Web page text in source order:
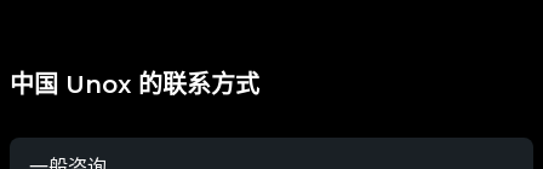
中国 Unox 的联系方式